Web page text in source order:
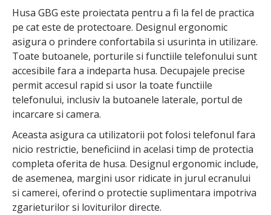
Husa GBG este proiectata pentru a fi la fel de practica
pe cat este de protectoare. Designul ergonomic
asigura o prindere confortabila si usurinta in utilizare.
Toate butoanele, porturile si functiile telefonului sunt
accesibile fara a indeparta husa. Decupajele precise
permit accesul rapid si usor la toate functiile
telefonului, inclusiv la butoanele laterale, portul de
incarcare si camera.
Aceasta asigura ca utilizatorii pot folosi telefonul fara
nicio restrictie, beneficiind in acelasi timp de protectia
completa oferita de husa. Designul ergonomic include,
de asemenea, margini usor ridicate in jurul ecranului
si camerei, oferind o protectie suplimentara impotriva
zgarieturilor si loviturilor directe.